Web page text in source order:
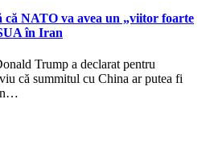
că NATO va avea un „viitor foarte
în Iran
Trump a declarat pentru
că summitul cu China ar putea fi